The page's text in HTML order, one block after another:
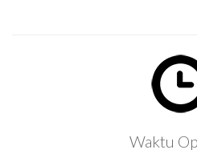
Masuk Percuma.Dibuka pada hari